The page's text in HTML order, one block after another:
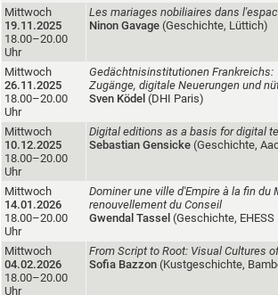
Mittwoch
19.11.2025
18.00–20.00
Uhr
Les mariages nobiliaires dans
Ninon Gavage (Geschichte, Lüttich)
Mittwoch
26.11.2025
18.00–20.00
Uhr
Gedächtnisinstitutionen Frankreichs:
Zugänge, digitale Neuerungen und
Sven Ködel (DHI Paris)
Mittwoch
10.12.2025
18.00–20.00
Uhr
Digital editions as a basis for digital
Sebastian Gensicke (Geschichte,
Mittwoch
14.01.2026
18.00–20.00
Uhr
Dominer une ville d'Empire à la fin
renouvellement du Conseil
Gwendal Tassel (Geschichte, EHESS
Mittwoch
04.02.2026
18.00–20.00
Uhr
From Script to Root: Visual Cultures
Sofia Bazzon (Kustgeschichte,